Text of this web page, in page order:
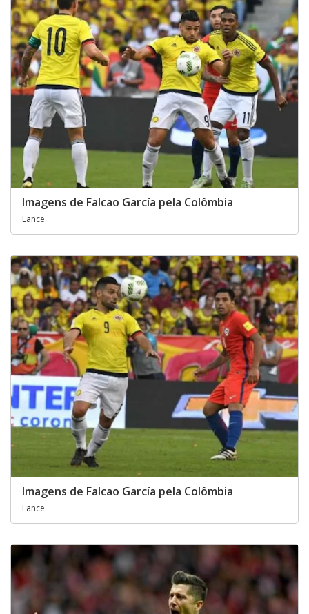
Imagens de Falcao García pela Colômbia
Lance
Imagens de Falcao García pela Colômbia
Lance